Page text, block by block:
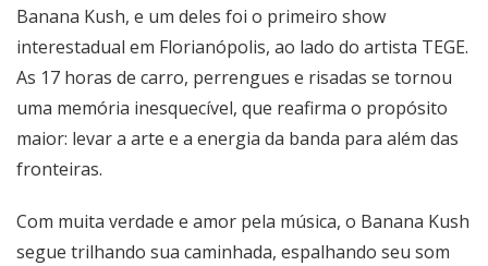
Banana Kush, e um deles foi o primeiro show
interestadual em Florianópolis, ao lado do artista TEGE.
As 17 horas de carro, perrengues e risadas se tornou
uma memória inesquecível, que reafirma o propósito
maior: levar a arte e a energia da banda para além das
fronteiras.
Com muita verdade e amor pela música, o Banana Kush
segue trilhando sua caminhada, espalhando seu som